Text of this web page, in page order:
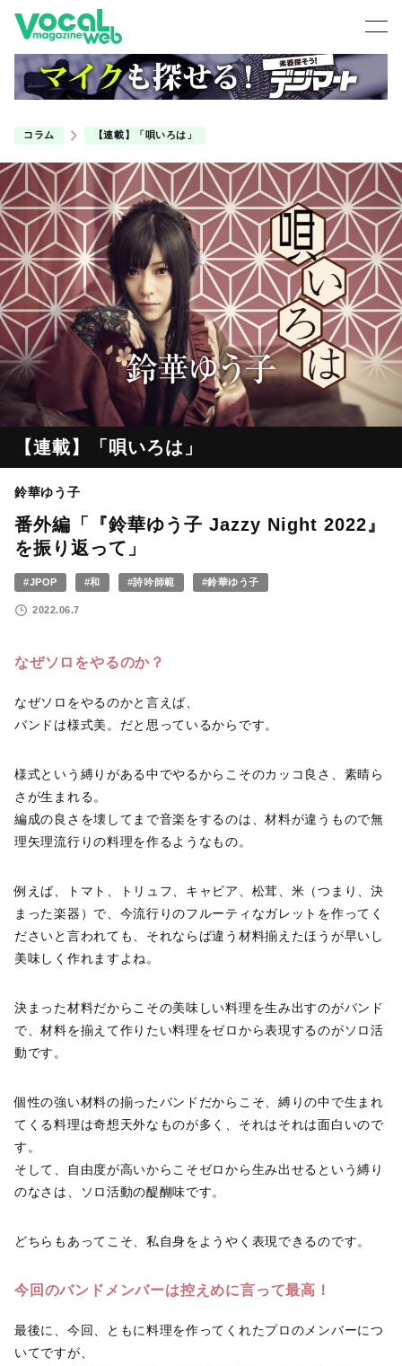
コラム 【連載】「唄いろは」
【連載】「唄いろは」
鈴華ゆう子
番外編「『鈴華ゆう子 Jazzy Night 2022』
を振り返って」
#JPOP #和 #詩吟師範 #鈴華ゆう子
2022.06.7
なぜソロをやるのか？
なぜソロをやるのかと言えば、
バンドは様式美。だと思っているからです。
様式という縛りがある中でやるからこそのカッコ良さ、素晴ら
さが生まれる。
編成の良さを壊してまで音楽をするのは、材料が違うもので無
理矢理流行りの料理を作るようなもの。
例えば、トマト、トリュフ、キャビア、松茸、米（つまり、決
まった楽器）で、今流行りのフルーティなガレットを作ってく
ださいと言われても、それならば違う材料揃えたほうが早いし
美味しく作れますよね。
決まった材料だからこその美味しい料理を生み出すのがバンド
で、材料を揃えて作りたい料理をゼロから表現するのがソロ活
動です。
個性の強い材料の揃ったバンドだからこそ、縛りの中で生まれ
てくる料理は奇想天外なものが多く、それはそれは面白いので
す。
そして、自由度が高いからこそゼロから生み出せるという縛り
のなさは、ソロ活動の醍醐味です。
どちらもあってこそ、私自身をようやく表現できるのです。
今回のバンドメンバーは控えめに言って最高！
最後に、今回、ともに料理を作ってくれたプロのメンバーにつ
いてですが、